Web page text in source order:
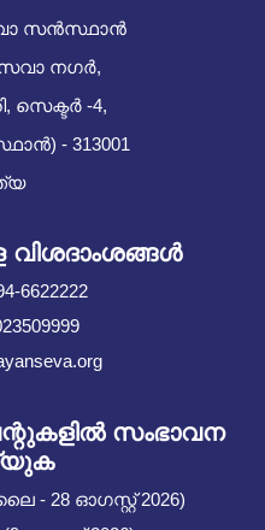
സൻസ്ഥാൻ
നഗർ,
സെക്ടർ -4,
- 313001
വിശദാംശങ്ങൾ
6622222
സംഭാവന
- 28 ഓഗസ്റ്റ് 2026)